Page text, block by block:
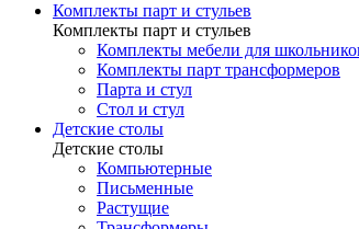
Комплекты парт и стульев
Комплекты парт и стульев
Комплекты мебели для
Комплекты парт трансформеров
Парта и стул
Стол и стул
Детские столы
Детские столы
Компьютерные
Письменные
Растущие